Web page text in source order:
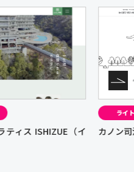
ス ISHIZUE（イ
ライトプ
カノン司